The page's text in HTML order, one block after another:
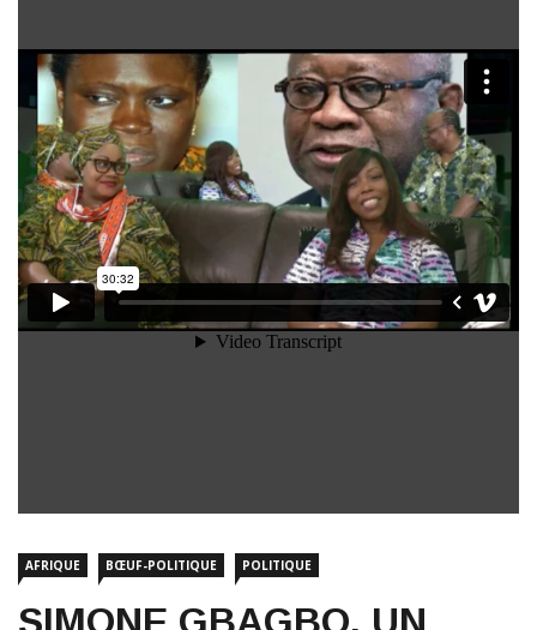
AFRIQUE BŒUF-POLITIQUE POLITIQUE